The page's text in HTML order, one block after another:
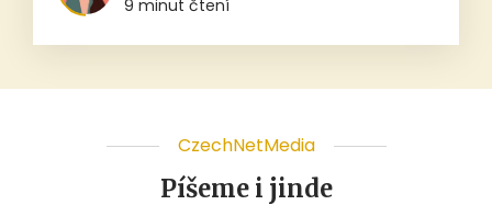
9 minut čtení
CzechNetMedia
Píšeme i jinde